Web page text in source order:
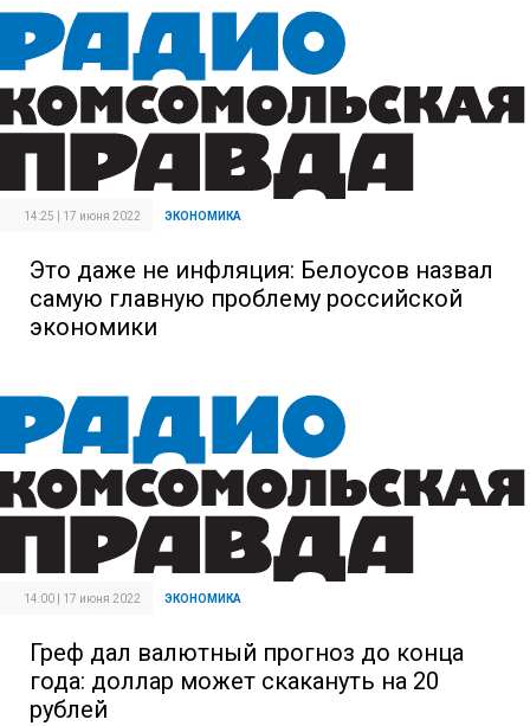
14:25 | 17 июня 2022 ЭКОНОМИКА
Это даже не инфляция: Белоусов назвал
самую главную проблему российской
экономики
14:00 | 17 июня 2022 ЭКОНОМИКА
Греф дал валютный прогноз до конца
года: доллар может скакануть на 20
рублей